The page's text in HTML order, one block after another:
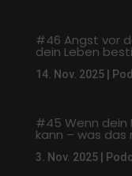
#46 Angst vor
dein Leben
14. Nov. 2025|
#45 Wenn dein
kann – was
3. Nov. 2025|